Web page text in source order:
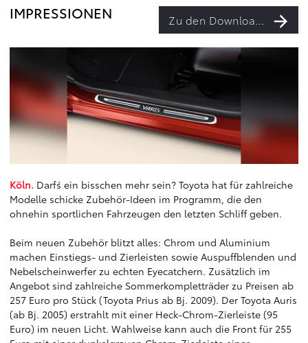
IMPRESSIONEN Zu den Downloads
Köln. Darf´s ein bisschen mehr sein? Toyota hat für zahlreiche
Modelle schicke Zubehör-Ideen im Programm, die den
ohnehin sportlichen Fahrzeugen den letzten Schliff geben.
Beim neuen Zubehör blitzt alles: Chrom und Aluminium
machen Einstiegs- und Zierleisten sowie Auspuffblenden und
Nebelscheinwerfer zu echten Eyecatchern. Zusätzlich im
Angebot sind zahlreiche Sommerkompletträder zu Preisen ab
257 Euro pro Stück (Toyota Prius ab Bj. 2009). Der Toyota Auris
(ab Bj. 2005) erstrahlt mit einer Heck-Chrom-Zierleiste (95
Euro) im neuen Licht. Wahlweise kann auch die Front für 255